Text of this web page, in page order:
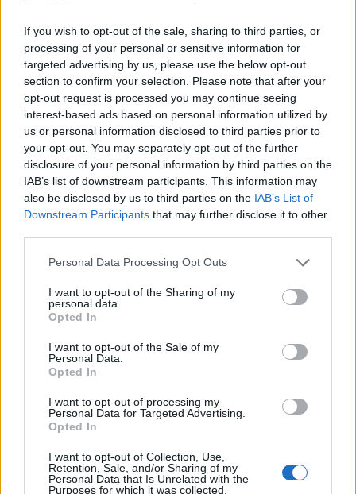
If you wish to opt-out of the sale, sharing to third parties, or
processing of your personal or sensitive information for
targeted advertising by us, please use the below opt-out
section to confirm your selection. Please note that after your
opt-out request is processed you may continue seeing
interest-based ads based on personal information utilized by
us or personal information disclosed to third parties prior to
your opt-out. You may separately opt-out of the further
disclosure of your personal information by third parties on the
IAB’s list of downstream participants. This information may
also be disclosed by us to third parties on the IAB’s List of
Downstream Participants that may further disclose it to other
Please note that this website/app uses one or more Google
not limited to your visit or usage behaviour. You may click to
grant or deny consent to Google and its third-party tags to
use your data for below specified purposes in below Google
consent section.
Personal Data Processing Opt Outs
I want to opt-out of the Sharing of my
personal data.
Opted In
I want to opt-out of the Sale of my
Personal Data.
Opted In
I want to opt-out of processing my
Personal Data for Targeted Advertising.
Opted In
I want to opt-out of Collection, Use,
Retention, Sale, and/or Sharing of my
Personal Data that Is Unrelated with the
Purposes for which it was collected.
Η Toi&moi ξεχωρίζει ως το ελληνικό brand ένδυσης
που συνδυάζει το casual και elegant στιλ
εκφράζοντας τη σύγχρονη γυναίκα, ενώ «παίζει» με
Μπορείτε να κάνετε δική σας 1 δωροεπιταγή
Συμπληρώστε την παρακάτω φόρμα
συμμετοχής και μπείτε στο διαγωνισμό για να
κερδίσετε την δωροεπιταγή που σας κάνει
δώρο η Toi&moi για την Hμέρα της Γυναίκας.